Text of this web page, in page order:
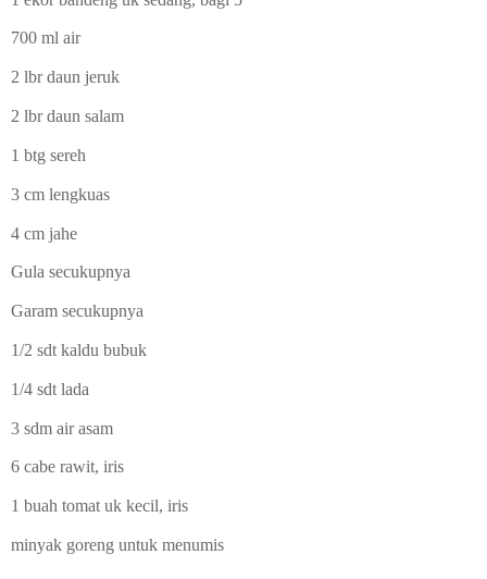
700 ml air
2 lbr daun jeruk
2 lbr daun salam
1 btg sereh
3 cm lengkuas
4 cm jahe
Gula secukupnya
Garam secukupnya
1/2 sdt kaldu bubuk
1/4 sdt lada
3 sdm air asam
6 cabe rawit, iris
1 buah tomat uk kecil, iris
minyak goreng untuk menumis